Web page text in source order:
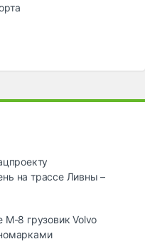
на трассе Ливны –
М-8 грузовик Volvo